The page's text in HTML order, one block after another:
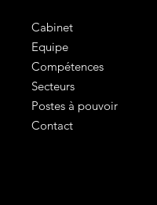
Cabinet
Equipe
Compétences
Secteurs
Postes à pouvoir
Contact